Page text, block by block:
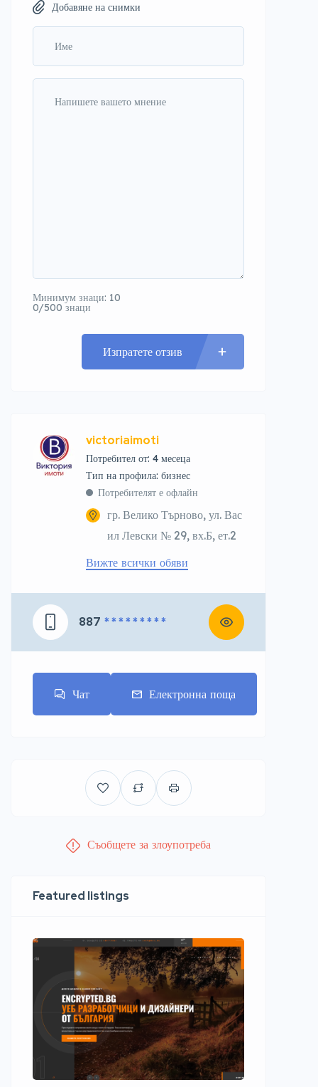
Добавяне на снимки
Минимум знаци: 10
0/500 знаци
Изпратете отзив
victoriaimoti
Потребител от: 4 месеца
тип на профила: бизнес
Потребителят е офлайн
гр. Велико Търново, ул. Вас
ил Левски № 29, вх.Б, ет.2
Вижте всички обяви
887 * * * * * * * * *
Чат Електронна поща
Съобщете за злоупотреба
Featured listings